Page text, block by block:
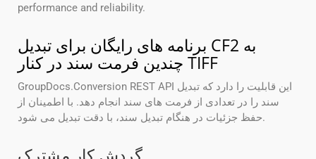
performance and reliability.
برنامه های رایگان برای تبدیل CF2 به
چندین فرمت سند در کنار TIFF
GroupDocs.Conversion REST API این قابلیت را دارد که تبدیل
سند را در تعدادی از فرمت های سند انجام دهد. با اطمینان از
حفظ جزئیات در هنگام تبدیل سند، با دقت تبدیل می شود.